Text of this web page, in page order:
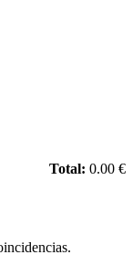
Total: 0.00 €